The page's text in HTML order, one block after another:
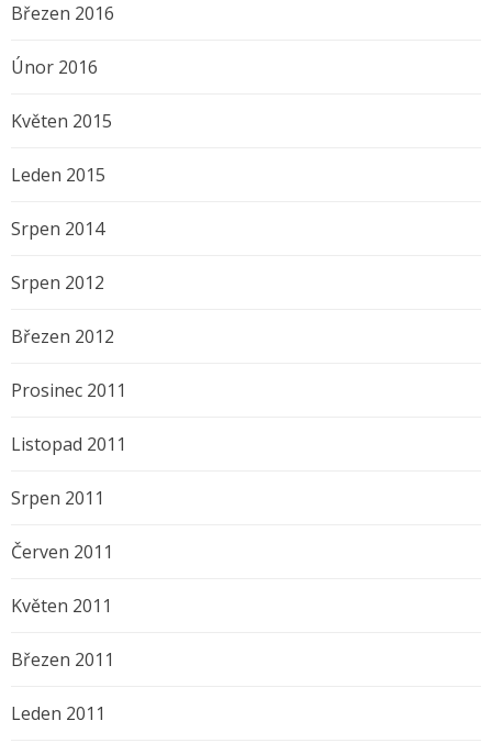
Březen 2016
Únor 2016
Květen 2015
Leden 2015
Srpen 2014
Srpen 2012
Březen 2012
Prosinec 2011
Listopad 2011
Srpen 2011
Červen 2011
Květen 2011
Březen 2011
Leden 2011